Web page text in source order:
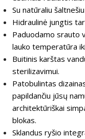
Su natūraliu
Hidraulinė jungtis
Paduodamo srauto
lauko temperatūra
Buitinis karštas
sterilizavimui.
Patobulintas
papildančiu jūsų
architektūriškai
blokas.
Sklandus ryšio